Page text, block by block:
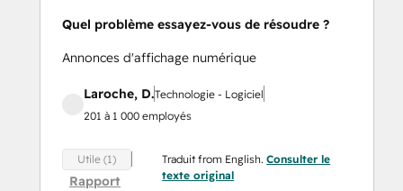
Quel problème essayez-vous de résoudre ?
Annonces d'affichage numérique
Laroche, D.Technologie - Logiciel
201 à 1 000 employés
Utile (1)
Rapport
Traduit from English.Consulter le
texte original